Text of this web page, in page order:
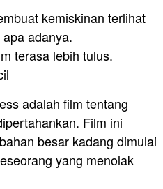
kemiskinan terlihat
adanya.
terasa lebih tulus.
adalah film tentang
Film ini
besar kadang dimulai
yang menolak